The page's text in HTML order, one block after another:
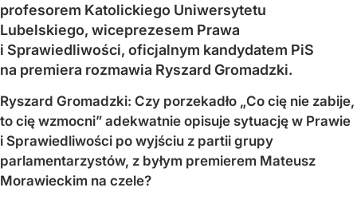
profesorem Katolickiego Uniwersytetu
Lubelskiego, wiceprezesem Prawa
i Sprawiedliwości, oficjalnym kandydatem PiS
na premiera rozmawia Ryszard Gromadzki.
Ryszard Gromadzki: Czy porzekadło „Co cię nie zabije,
to cię wzmocni” adekwatnie opisuje sytuację w Prawie
i Sprawiedliwości po wyjściu z partii grupy
parlamentarzystów, z byłym premierem Mateusz
Morawieckim na czele?